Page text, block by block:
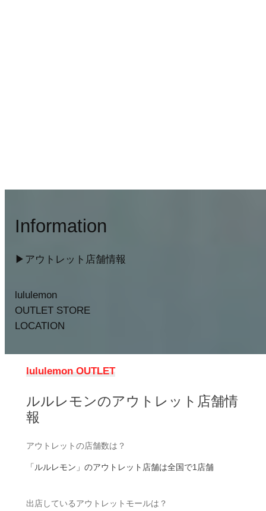
Information
▶︎アウトレット店舗情報
lululemon
OUTLET STORE
LOCATION
lululemon OUTLET
ルルレモンのアウトレット店舗情
報
アウトレットの店舗数は？
「ルルレモン」のアウトレット店舗は全国で1店舗
出店しているアウトレットモールは？